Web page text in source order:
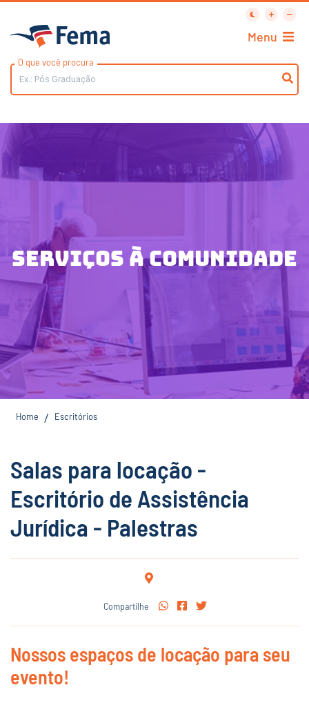
O que você procura
Menu
Serviços à comunidade
Home / Escritórios
Salas para locação -
Escritório de Assistência
Jurídica - Palestras
Compartilhe
Nossos espaços de locação para seu
evento!